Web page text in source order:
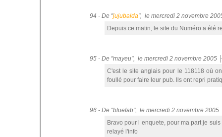
94 - De "jujubalda", le mercredi 2 novembre
Depuis ce matin, le site du Numéro a été
95 - De "mayeu", le mercredi 2 novembre 2005
C'est le site anglais pour le 118118 où
foullé pour faire leur pub. Ils ont repri
96 - De "bluefab", le mercredi 2 novembre
Bravo pour l enquete, pour ma part je
relayé l'info